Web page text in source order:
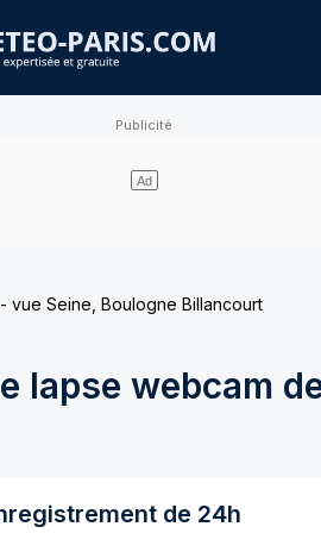
vue Seine, Boulogne Billancourt
lapse webcam
de 24h